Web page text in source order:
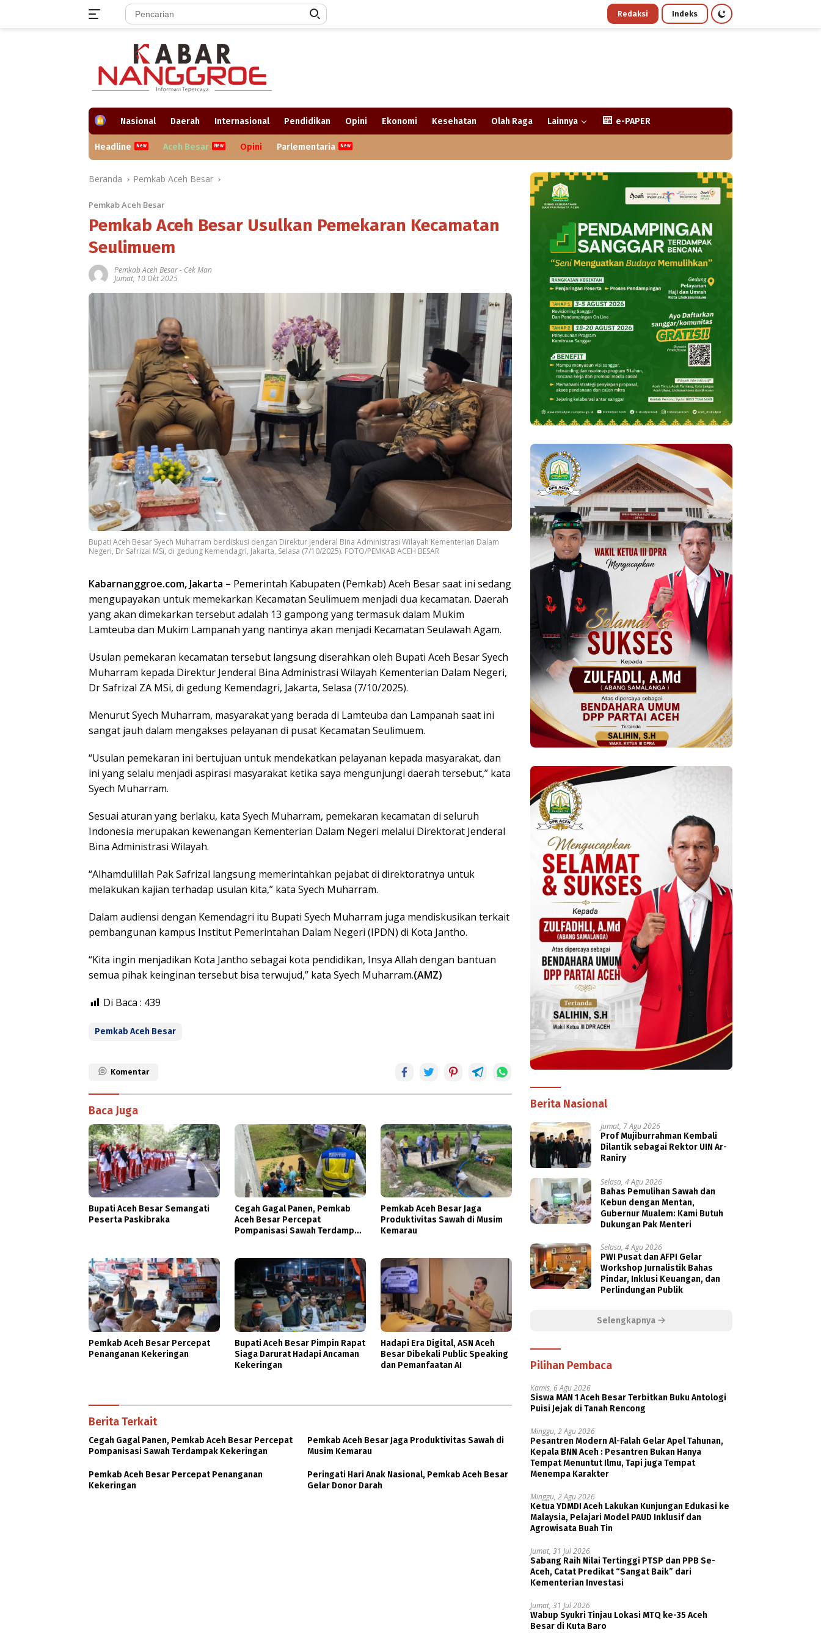
Redaksi Indeks
H
e
Nasional Daerah Internasional Pendidikan Opini Ekonomi Kesehatan Olah Raga Lainnya e-PAPER
Headline Aceh Besar Opini Parlementaria
Beranda Pemkab Aceh Besar
Pemkab Aceh Besar
Pemkab Aceh Besar Usulkan Pemekaran Kecamatan
Seulimuem
Pemkab Aceh Besar- Cek Man
Jumat, 10 Okt 2025
Bupati Aceh Besar Syech Muharram berdiskusi dengan Direktur Jenderal Bina Administrasi Wilayah Kementerian Dalam
Negeri, Dr Safrizal MSi, di gedung Kemendagri, Jakarta, Selasa (7/10/2025). FOTO/PEMKAB ACEH BESAR
Kabarnanggroe.com, Jakarta – Pemerintah Kabupaten (Pemkab) Aceh Besar saat ini sedang
mengupayakan untuk memekarkan Kecamatan Seulimuem menjadi dua kecamatan. Daerah
yang akan dimekarkan tersebut adalah 13 gampong yang termasuk dalam Mukim
Lamteuba dan Mukim Lampanah yang nantinya akan menjadi Kecamatan Seulawah Agam.
Usulan pemekaran kecamatan tersebut langsung diserahkan oleh Bupati Aceh Besar Syech
Muharram kepada Direktur Jenderal Bina Administrasi Wilayah Kementerian Dalam Negeri,
Dr Safrizal ZA MSi, di gedung Kemendagri, Jakarta, Selasa (7/10/2025).
Menurut Syech Muharram, masyarakat yang berada di Lamteuba dan Lampanah saat ini
sangat jauh dalam mengakses pelayanan di pusat Kecamatan Seulimuem.
“Usulan pemekaran ini bertujuan untuk mendekatkan pelayanan kepada masyarakat, dan
ini yang selalu menjadi aspirasi masyarakat ketika saya mengunjungi daerah tersebut,” kata
Syech Muharram.
Sesuai aturan yang berlaku, kata Syech Muharram, pemekaran kecamatan di seluruh
Indonesia merupakan kewenangan Kementerian Dalam Negeri melalui Direktorat Jenderal
Bina Administrasi Wilayah.
“Alhamdulillah Pak Safrizal langsung memerintahkan pejabat di direktoratnya untuk
melakukan kajian terhadap usulan kita,” kata Syech Muharram.
Dalam audiensi dengan Kemendagri itu Bupati Syech Muharram juga mendiskusikan terkait
pembangunan kampus Institut Pemerintahan Dalam Negeri (IPDN) di Kota Jantho.
“Kita ingin menjadikan Kota Jantho sebagai kota pendidikan, Insya Allah dengan bantuan
semua pihak keinginan tersebut bisa terwujud,” kata Syech Muharram.(AMZ)
Di Baca : 439
Pemkab Aceh Besar
Komentar
Baca Juga
Bupati Aceh Besar Semangati
Peserta Paskibraka
Cegah Gagal Panen, Pemkab
Aceh Besar Percepat
Pompanisasi Sawah Terdampak
Pemkab Aceh Besar Jaga
Produktivitas Sawah di Musim
Kemarau
Pemkab Aceh Besar Percepat
Penanganan Kekeringan
Bupati Aceh Besar Pimpin Rapat
Siaga Darurat Hadapi Ancaman
Kekeringan
Hadapi Era Digital, ASN Aceh
Besar Dibekali Public Speaking
dan Pemanfaatan AI
Berita Terkait
Cegah Gagal Panen, Pemkab Aceh Besar Percepat
Pompanisasi Sawah Terdampak Kekeringan
Pemkab Aceh Besar Jaga Produktivitas Sawah di
Musim Kemarau
Pemkab Aceh Besar Percepat Penanganan
Kekeringan
Peringati Hari Anak Nasional, Pemkab Aceh Besar
Gelar Donor Darah
Berita Nasional
Jumat, 7 Agu 2026
Prof Mujiburrahman Kembali
Dilantik sebagai Rektor UIN Ar-
Raniry
Selasa, 4 Agu 2026
Bahas Pemulihan Sawah dan
Kebun dengan Mentan,
Gubernur Mualem: Kami Butuh
Dukungan Pak Menteri
Selasa, 4 Agu 2026
PWI Pusat dan AFPI Gelar
Workshop Jurnalistik Bahas
Pindar, Inklusi Keuangan, dan
Perlindungan Publik
Selengkapnya
Pilihan Pembaca
Kamis, 6 Agu 2026
Siswa MAN 1 Aceh Besar Terbitkan Buku Antologi
Puisi Jejak di Tanah Rencong
Minggu, 2 Agu 2026
Pesantren Modern Al-Falah Gelar Apel Tahunan,
Kepala BNN Aceh : Pesantren Bukan Hanya
Tempat Menuntut Ilmu, Tapi juga Tempat
Menempa Karakter
Minggu, 2 Agu 2026
Ketua YDMDI Aceh Lakukan Kunjungan Edukasi ke
Malaysia, Pelajari Model PAUD Inklusif dan
Agrowisata Buah Tin
Jumat, 31 Jul 2026
Sabang Raih Nilai Tertinggi PTSP dan PPB Se-
Aceh, Catat Predikat “Sangat Baik” dari
Kementerian Investasi
Jumat, 31 Jul 2026
Wabup Syukri Tinjau Lokasi MTQ ke-35 Aceh
Besar di Kuta Baro